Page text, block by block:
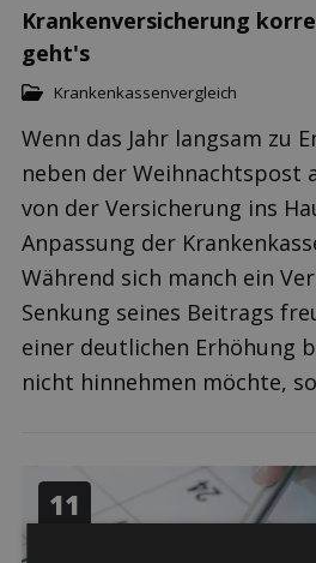
Krankenversicherung
geht's
Krankenkassenvergleich
Wenn das Jahr langsam zu
neben der Weihnachtspost
von der Versicherung ins
Anpassung der
Während sich manch ein
Senkung seines Beitrags
einer deutlichen Erhöhung
nicht hinnehmen möchte,
11